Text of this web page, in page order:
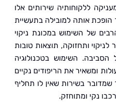
שירותים אלו
למובילה בתעשיית
במכונת ניקוי
תוצאות טובות
השימוש בטכנולוגיה
את הריפודים נקיים
שאין לו תחליף